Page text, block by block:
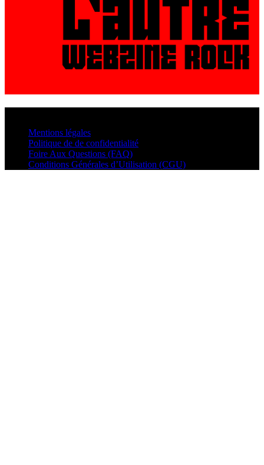
Mentions légales
Politique de de confidentialité
Foire Aux Questions (FAQ)
Conditions Générales d’Utilisation (CGU)